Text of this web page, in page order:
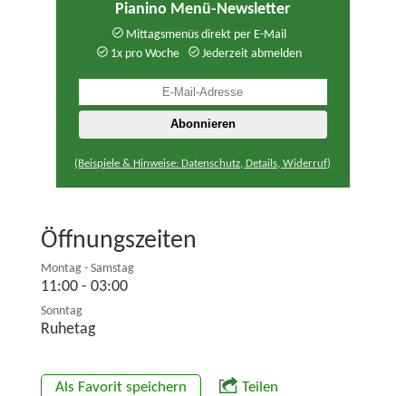
Pianino Menü-Newsletter
Mittagsmenüs direkt per E-Mail
1x pro Woche
Jederzeit abmelden
(Beispiele & Hinweise: Datenschutz, Details, Widerruf)
Öffnungszeiten
Montag - Samstag
11:00 - 03:00
Sonntag
Ruhetag
Als Favorit speichern Teilen